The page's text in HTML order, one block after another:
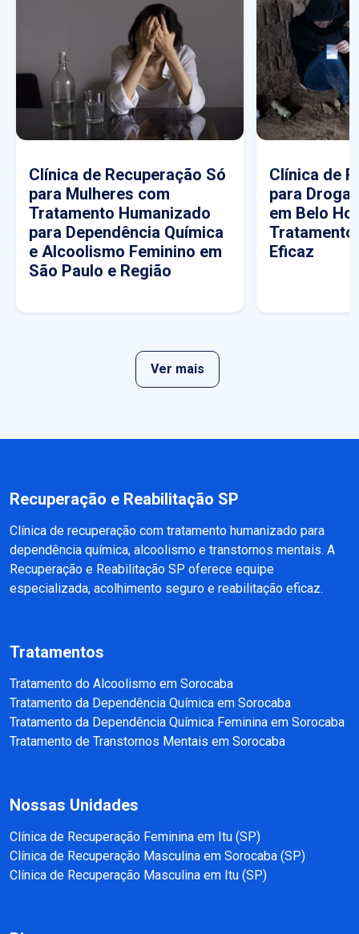
Clínica de Recuperação Só
para Mulheres com
Tratamento Humanizado
para Dependência Química
e Alcoolismo Feminino em
São Paulo e Região
Clínica de
para
em Belo
Tratamento
Eficaz
Ver mais
Recuperação e Reabilitação SP
Clínica de recuperação com tratamento humanizado para
dependência química, alcoolismo e transtornos mentais. A
Recuperação e Reabilitação SP oferece equipe
especializada, acolhimento seguro e reabilitação eficaz.
Tratamentos
Tratamento do Alcoolismo em Sorocaba
Tratamento da Dependência Química em Sorocaba
Tratamento da Dependência Química Feminina em Sorocaba
Tratamento de Transtornos Mentais em Sorocaba
Nossas Unidades
Clínica de Recuperação Feminina em Itu (SP)
Clínica de Recuperação Masculina em Sorocaba (SP)
Clínica de Recuperação Masculina em Itu (SP)